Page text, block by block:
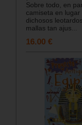
Sobre todo, en
camiseta en
dichosos
mallas tan ajus...
16.00 €